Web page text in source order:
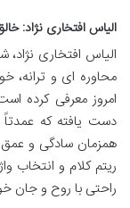
الیاس افتخاری نژاد:
الیاس افتخاری
محاوره ای و ترانه،
امروز معرفی کرده
دست یافته که
همزمان سادگی و عمق
ریتم کلام و انتخاب
راحتی با روح و جان